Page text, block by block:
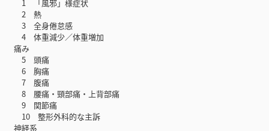
1 「風邪」様症状
2 熱
3 全身倦怠感
4 体重減少／体重増加
痛み
5 頭痛
6 胸痛
7 腹痛
8 腰痛・頸部痛・上背部痛
9 関節痛
10 整形外科的な主訴
神経系